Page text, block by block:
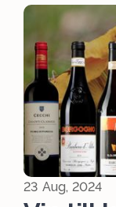
23 Aug, 2024